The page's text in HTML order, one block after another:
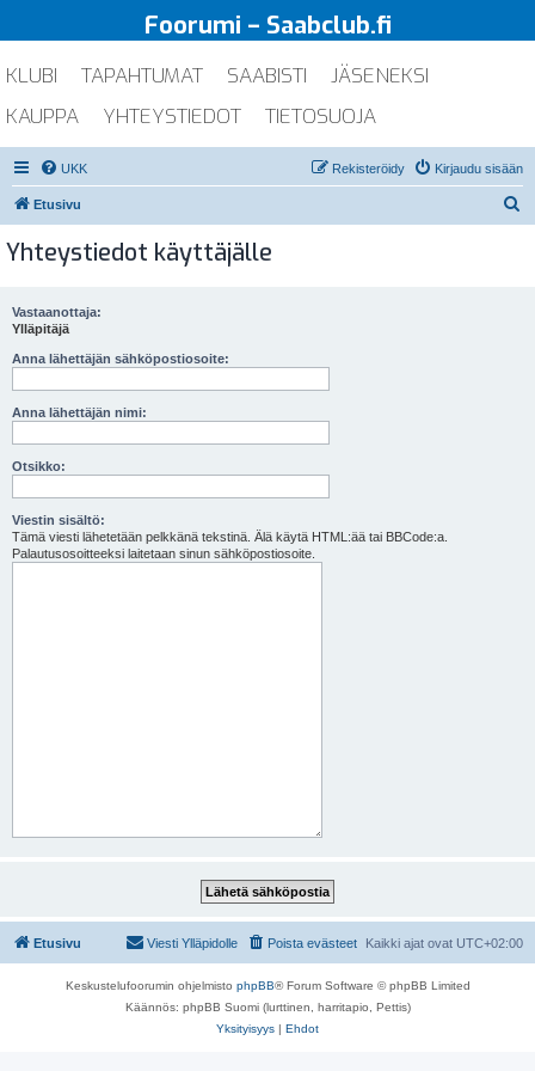
Foorumi – Saabclub.fi
KLUBI TAPAHTUMAT SAABISTI
JÄSENEKSI
KAUPPA
YHTEYSTIEDOT TIETOSUOJA
UKK Kirjaudu sisään
Rekisteröidy
Etusivu
Yhteystiedot käyttäjälle
Vastaanottaja:
Ylläpitäjä
Anna lähettäjän sähköpostiosoite:
Anna lähettäjän nimi:
Otsikko:
Viestin sisältö:
Tämä viesti lähetetään pelkkänä tekstinä. Älä käytä HTML:ää tai BBCode:a.
Palautusosoitteeksi laitetaan sinun sähköpostiosoite.
Etusivu Kaikki ajat ovat UTC+02:00
Poista evästeet
Viesti Ylläpidolle
Keskustelufoorumin ohjelmisto phpBB® Forum Software © phpBB Limited
Käännös: phpBB Suomi (lurttinen, harritapio, Pettis)
Yksityisyys | Ehdot